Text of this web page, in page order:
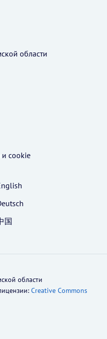
области
и cookie
国
области
Creative Commons